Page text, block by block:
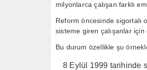
milyonlarca çalışan farklı
Reform öncesinde sigortalı
sisteme giren çalışanlar için
Bu durum özellikle şu
8 Eylül 1999 tarihinde